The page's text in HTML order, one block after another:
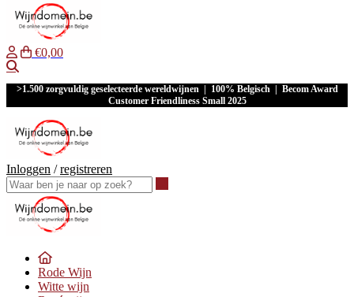
€0,00
>1.500 zorgvuldig geselecteerde wereldwijnen | 100% Belgisch | Becom Award
Customer Friendliness Small 2025
Inloggen /registreren
Rode Wijn
Witte wijn